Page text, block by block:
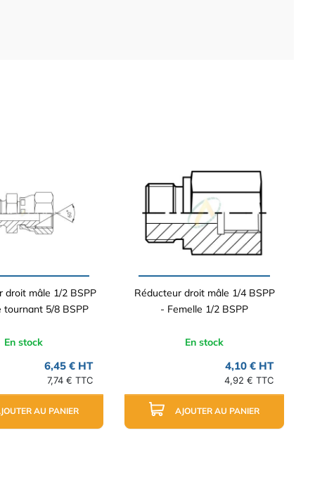
droit mâle 1/2 BSPP
tournant 5/8 BSPP
En stock
6,45 € HT
7,74 € TTC
AU PANIER
Réducteur droit mâle 1/4 BSPP
- Femelle 1/2 BSPP
En stock
4,10 € HT
4,92 € TTC
AJOUTER AU PANIER